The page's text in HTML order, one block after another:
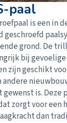
paal
is een in
geschroefd
grond. De
bij gevoelige
zijn geschikt
is. Deze
zorgt voor een
dan